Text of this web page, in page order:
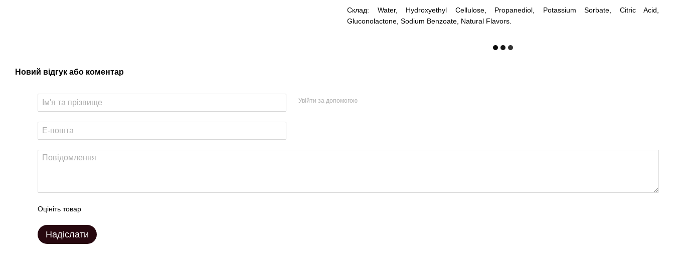
Склад: Water, Hydroxyethyl Cellulose, Propanediol, Potassium Sorbate, Citric Acid,
Gluconolactone, Sodium Benzoate, Natural Flavors.
Новий відгук або коментар
Увійти за допомогою
Оцініть товар
Надіслати